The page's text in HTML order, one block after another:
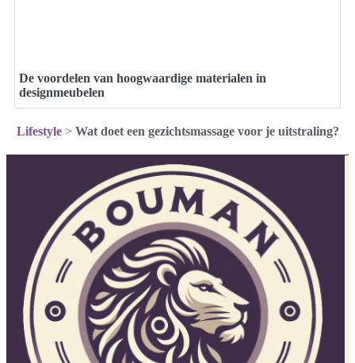
De voordelen van hoogwaardige materialen in
designmeubelen
Lifestyle> Wat doet een gezichtsmassage voor je uitstraling?